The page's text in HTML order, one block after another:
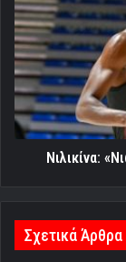
σαν
στο
σπίτι
μου
το
Βελιγράδι»
Νιλικίνα:
Σχετικά Άρθρα